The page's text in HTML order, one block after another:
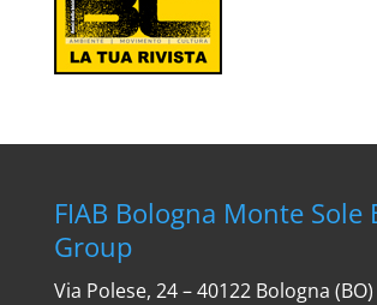
FIAB Bologna Monte Sole
Group
Via Polese, 24 – 40122 Bologna (BO)